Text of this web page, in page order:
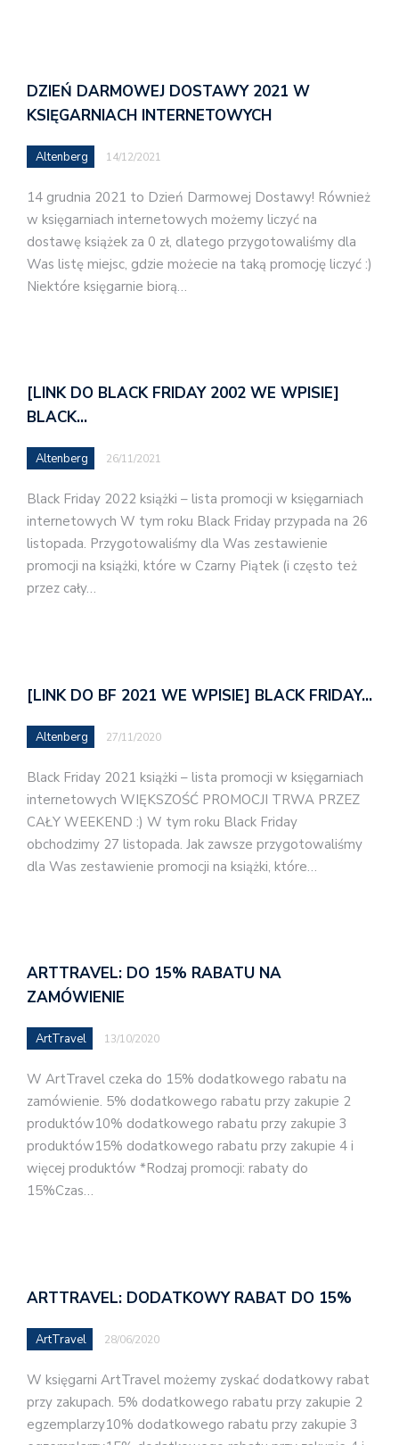
DZIEŃ DARMOWEJ DOSTAWY 2021 W
KSIĘGARNIACH INTERNETOWYCH
Altenberg 14/12/2021
14 grudnia 2021 to Dzień Darmowej Dostawy! Również
w księgarniach internetowych możemy liczyć na
dostawę książek za 0 zł, dlatego przygotowaliśmy dla
Was listę miejsc, gdzie możecie na taką promocję liczyć :)
Niektóre księgarnie biorą…
[LINK DO BLACK FRIDAY 2002 WE WPISIE]
BLACK…
Altenberg 26/11/2021
Black Friday 2022 książki – lista promocji w księgarniach
internetowych W tym roku Black Friday przypada na 26
listopada. Przygotowaliśmy dla Was zestawienie
promocji na książki, które w Czarny Piątek (i często też
przez cały…
[LINK DO BF 2021 WE WPISIE] BLACK FRIDAY…
Altenberg 27/11/2020
Black Friday 2021 książki – lista promocji w księgarniach
internetowych WIĘKSZOŚĆ PROMOCJI TRWA PRZEZ
CAŁY WEEKEND :) W tym roku Black Friday
obchodzimy 27 listopada. Jak zawsze przygotowaliśmy
dla Was zestawienie promocji na książki, które…
ARTTRAVEL: DO 15% RABATU NA
ZAMÓWIENIE
ArtTravel 13/10/2020
W ArtTravel czeka do 15% dodatkowego rabatu na
zamówienie. 5% dodatkowego rabatu przy zakupie 2
produktów10% dodatkowego rabatu przy zakupie 3
produktów15% dodatkowego rabatu przy zakupie 4 i
więcej produktów *Rodzaj promocji: rabaty do
15%Czas…
ARTTRAVEL: DODATKOWY RABAT DO 15%
ArtTravel 28/06/2020
W księgarni ArtTravel możemy zyskać dodatkowy rabat
przy zakupach. 5% dodatkowego rabatu przy zakupie 2
egzemplarzy10% dodatkowego rabatu przy zakupie 3